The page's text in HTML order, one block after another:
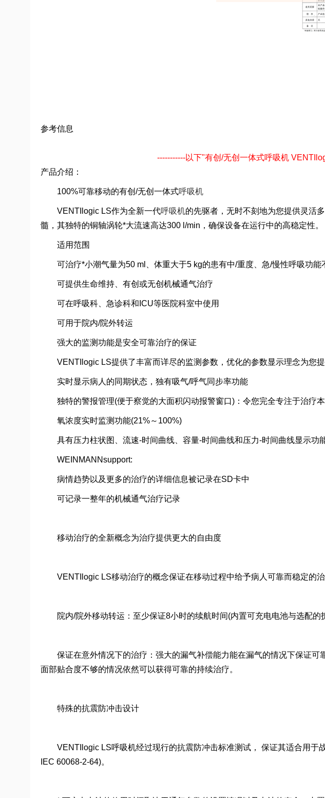
参考信息
-----------以下"有创/无创一体式呼吸机
产品介绍：
100%可靠移动的有创/无创一体式呼吸机
VENTIlogic LS作为全新一代呼吸机的先驱者，无时不刻地为您提供灵活
髓，其独特的铜轴涡轮*大流速高达300 l/min，确保设备在运行中的高稳定性。
适用范围
可治疗*小潮气量为50 ml、体重大于5 kg的患有中/重度、急/慢性呼吸功能
可提供生命维持、有创或无创机械通气治疗
可在呼吸科、急诊科和ICU等医院科室中使用
可用于院内/院外转运
强大的监测功能是安全可靠治疗的保证
VENTIlogic LS提供了丰富而详尽的监测参数，优化的参数显示理念为您提
实时显示病人的同期状态，独有吸气/呼气同步率功能
独特的警报管理(便于察觉的大面积闪动报警窗口)：令您完全专注于治疗
氧浓度实时监测功能(21%～100%)
具有压力柱状图、流速-时间曲线、容量-时间曲线和压力-时间曲线显示功
WEINMANNsupport:
病情趋势以及更多的治疗的详细信息被记录在SD卡中
可记录一整年的机械通气治疗记录
移动治疗的全新概念为治疗提供更大的自由度
VENTIlogic LS移动治疗的概念保证在移动过程中给予病人可靠而稳定的治
院内/院外移动转运：至少保证8小时的续航时间(内置可充电电池与选配的
保证在意外情况下的治疗：强大的漏气补偿能力能在漏气的情况下保证可
面部贴合度不够的情况依然可以获得可靠的持续治疗。
特殊的抗震防冲击设计
VENTIlogic LS呼吸机经过现行的抗震防冲击标准测试， 保证其适合用于
IEC 60068-2-64)。